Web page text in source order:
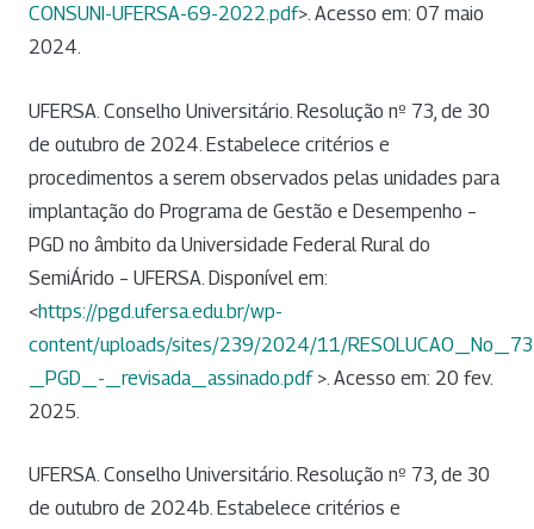
CONSUNI-UFERSA-69-2022.pdf>. Acesso em: 07 maio
2024.
UFERSA. Conselho Universitário. Resolução nº 73, de 30
de outubro de 2024. Estabelece critérios e
procedimentos a serem observados pelas unidades para
implantação do Programa de Gestão e Desempenho –
PGD no âmbito da Universidade Federal Rural do
SemiÁrido – UFERSA. Disponível em:
<https://pgd.ufersa.edu.br/wp-
content/uploads/sites/239/2024/11/
_PGD_-_revisada_assinado.pdf>. Acesso em: 20 fev.
2025.
UFERSA. Conselho Universitário. Resolução nº 73, de 30
de outubro de 2024b. Estabelece critérios e